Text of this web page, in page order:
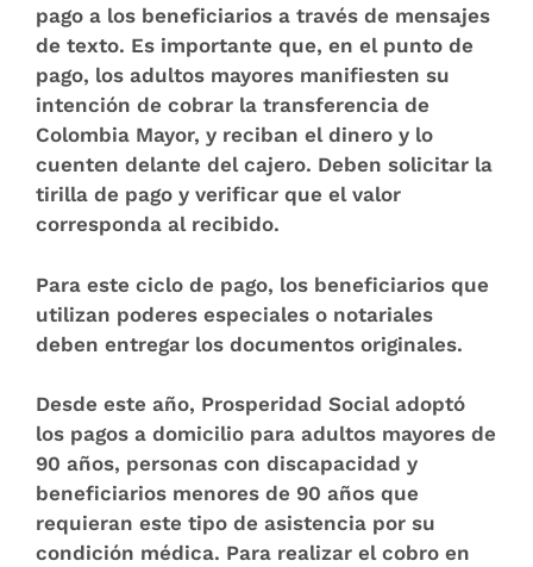
pago a los beneficiarios a través de mensajes
de texto. Es importante que, en el punto de
pago, los adultos mayores manifiesten su
intención de cobrar la transferencia de
Colombia Mayor, y reciban el dinero y lo
cuenten delante del cajero. Deben solicitar la
tirilla de pago y verificar que el valor
corresponda al recibido.
Para este ciclo de pago, los beneficiarios que
utilizan poderes especiales o notariales
deben entregar los documentos originales.
Desde este año, Prosperidad Social adoptó
los pagos a domicilio para adultos mayores de
90 años, personas con discapacidad y
beneficiarios menores de 90 años que
requieran este tipo de asistencia por su
condición médica. Para realizar el cobro en